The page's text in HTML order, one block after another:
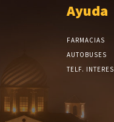
Ayuda
FARMACIAS
AUTOBUSES
TELF. INTERES